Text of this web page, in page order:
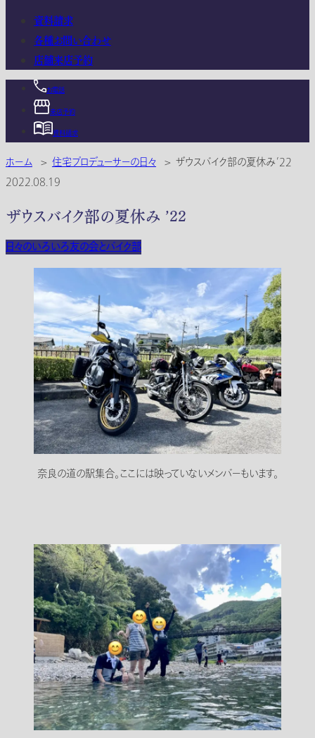
資料請求
各種お問い合わせ
店舗来店予約
お電話
来店予約
資料請求
ホーム > 住宅プロデューサーの日々 > ザウスバイク部の夏休み ’22
2022.08.19
ザウスバイク部の夏休み ’22
日々のいろいろ友の会とバイク部
奈良の道の駅集合。ここには映っていないメンバーもいます。